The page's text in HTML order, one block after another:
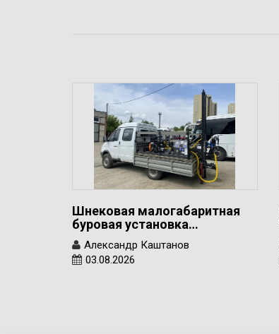
Шнековая малогабаритная
буровая установка…
Александр Каштанов
03.08.2026